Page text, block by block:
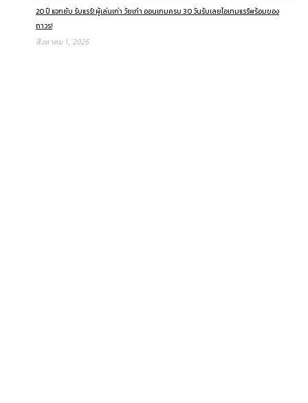
20 ปี แจกยับ รับแรร์! ผู้เล่นเก่า วัยเก๋า ออนเกมครบ 30 วันรับเลยไอเทมแรร์พร้อมของ
ถาวร!
สิงหาคม 1, 2026